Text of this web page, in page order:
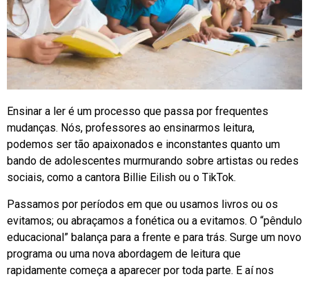
Ensinar a ler é um processo que passa por frequentes
mudanças. Nós, professores ao ensinarmos leitura,
podemos ser tão apaixonados e inconstantes quanto um
bando de adolescentes murmurando sobre artistas ou redes
sociais, como a cantora Billie Eilish ou o TikTok.
Passamos por períodos em que ou usamos livros ou os
evitamos; ou abraçamos a fonética ou a evitamos. O “pêndulo
educacional” balança para a frente e para trás. Surge um novo
programa ou uma nova abordagem de leitura que
rapidamente começa a aparecer por toda parte. E aí nos